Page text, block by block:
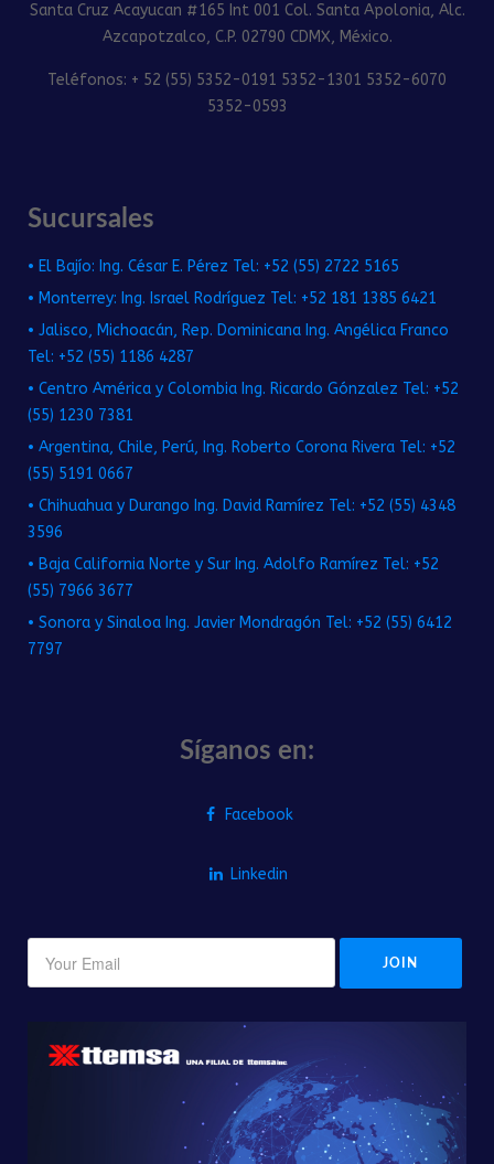
Santa Cruz Acayucan #165 Int 001 Col. Santa Apolonia, Alc.
Azcapotzalco, C.P. 02790 CDMX, México.
Teléfonos: + 52 (55) 5352-0191 5352-1301 5352-6070
5352-0593
Sucursales
• El Bajío: Ing. César E. Pérez Tel: +52 (55) 2722 5165
• Monterrey: Ing. Israel Rodríguez Tel: +52 181 1385 6421
• Jalisco, Michoacán, Rep. Dominicana Ing. Angélica Franco
Tel: +52 (55) 1186 4287
• Centro América y Colombia Ing. Ricardo Gónzalez Tel: +52
(55) 1230 7381
• Argentina, Chile, Perú, Ing. Roberto Corona Rivera Tel: +52
(55) 5191 0667
• Chihuahua y Durango Ing. David Ramírez Tel: +52 (55) 4348
3596
• Baja California Norte y Sur Ing. Adolfo Ramírez Tel: +52
(55) 7966 3677
• Sonora y Sinaloa Ing. Javier Mondragón Tel: +52 (55) 6412
7797
Síganos en:
Facebook
Linkedin